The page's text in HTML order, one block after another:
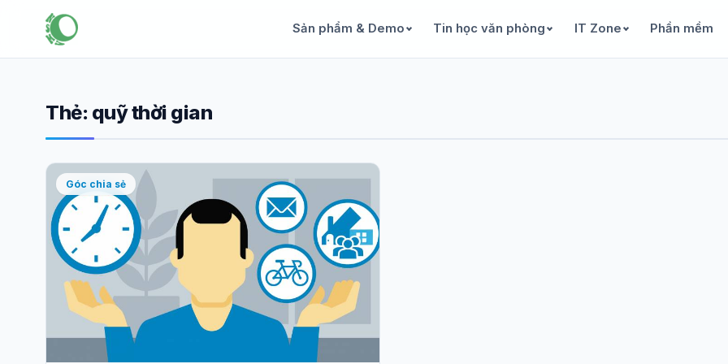
Sản phẩm & Demo Tin học văn phòng IT Zone Phần mềm
Thẻ: quỹ thời gian
Góc chia sẻ